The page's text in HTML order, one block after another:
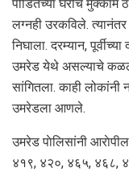
पीडितेच्या घरीच मुक्काम
लग्नही उरकविले. त्यानंतर
निघाला. दरम्यान,
उमरेड येथे असल्याचे कळले.
सांगितला. काही लोकांनी
उमरेडला आणले.
उमरेड पाेलिसांनी
४१९, ४२०, ४६५, ४६८,